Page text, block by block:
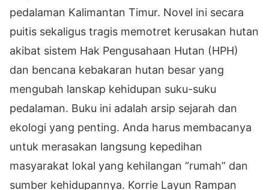
pedalaman Kalimantan Timur. Novel ini secara
puitis sekaligus tragis memotret kerusakan hutan
akibat sistem Hak Pengusahaan Hutan (HPH)
dan bencana kebakaran hutan besar yang
mengubah lanskap kehidupan suku-suku
pedalaman. Buku ini adalah arsip sejarah dan
ekologi yang penting. Anda harus membacanya
untuk merasakan langsung kepedihan
masyarakat lokal yang kehilangan “rumah” dan
sumber kehidupannya. Korrie Layun Rampan